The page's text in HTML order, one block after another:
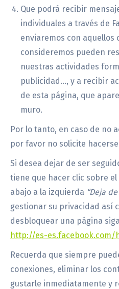
Que podrá recibir
individuales a través de
enviaremos con aquellos
consideremos pueden
nuestras actividades
publicidad…, y a recibir
de esta página, que
muro.
Por lo tanto, en caso de no
por favor no solicite
Si desea dejar de ser
tiene que hacer clic sobre
abajo a la izquierda “Deja
gestionar su privacidad así
desbloquear una página
http://es-
Recuerda que siempre
conexiones, eliminar los
gustarle inmediatamente y